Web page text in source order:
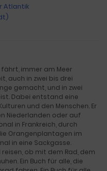
immer am Meer
auch in zwei bis drei
gemacht, und in zwei
Dabei entstand eine
und den Menschen. Er
Niederlanden oder auf
in Frankreich, durch
Orangenplantagen im
in eine Sackgasse.
ob mit dem Rad, dem
Ein Buch für alle, die